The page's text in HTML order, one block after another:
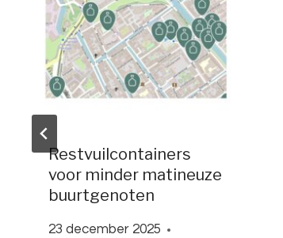
Restvuilcontainers
voor minder matineuze
buurtgenoten
23 december 2025